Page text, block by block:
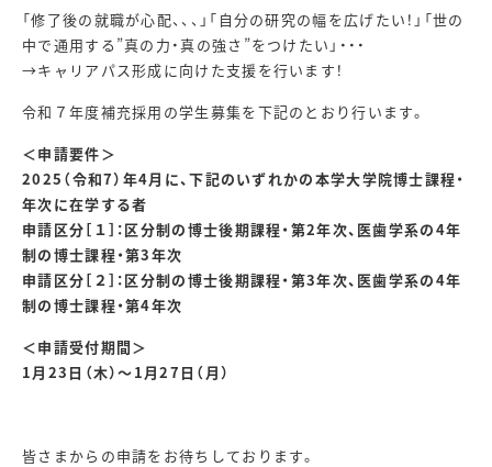
「修了後の就職が心配、、、」「自分の研究の幅を広げたい！」「世の
中で通用する”真の力・真の強さ”をつけたい」・・・
→キャリアパス形成に向けた支援を行います！
令和７年度補充採用の学生募集を下記のとおり行います。
＜申請要件＞
2025（令和7）年4月に、下記のいずれかの本学大学院博士課程・
年次に在学する者
申請区分［１］：区分制の博士後期課程・第2年次、医歯学系の4年
制の博士課程・第3年次
申請区分［２］：区分制の博士後期課程・第3年次、医歯学系の4年
制の博士課程・第4年次
＜申請受付期間＞
1月 23 日（木）～1月27 日（月）
皆さまからの申請をお待ちしております。